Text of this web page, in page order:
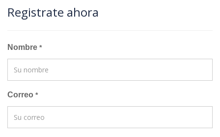
Registrate ahora
Nombre *
Correo *